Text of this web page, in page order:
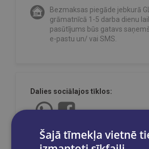
Bezmaksas piegāde jebkurā
grāmatnīcā 1-5 darba dienu
pasūtījums būs gatavs
e-pastu un/ vai SMS.
Dalies sociālajos tīklos:
Šajā tīmekļa vietnē